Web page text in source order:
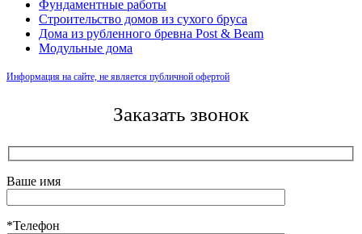
Фундаментные работы
Строительство домов из сухого бруса
Дома из рубленного бревна Post & Beam
Модульные дома
Информация на сайте, не является публичной офертой
Заказать звонок
Ваше имя
*Телефон